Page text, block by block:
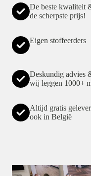
De beste kwaliteit
de scherpste prijs!
Eigen stoffeerders
Deskundig advies
wij leggen 1000+
Altijd gratis
ook in België